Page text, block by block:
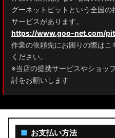
グーネットピットという全国
サービスがあります。
https://www.goo-net.com/
作業の依頼先にお困りの際は
ください。
※当店の提携サービスやショッ
討をお願いします
■ お支払い方法